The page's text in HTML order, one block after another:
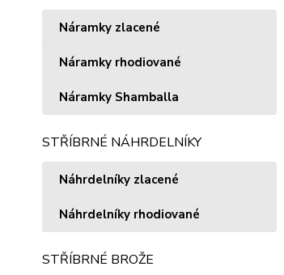
Náramky zlacené
Náramky rhodiované
Náramky Shamballa
STŘÍBRNÉ NÁHRDELNÍKY
Náhrdelníky zlacené
Náhrdelníky rhodiované
STŘÍBRNÉ BROŽE